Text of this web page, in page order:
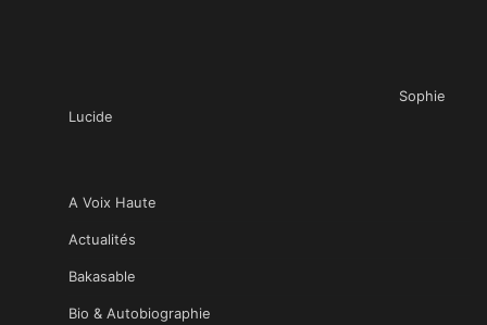
Sophie
Lucide
A Voix Haute
Actualités
Bakasable
Bio & Autobiographie